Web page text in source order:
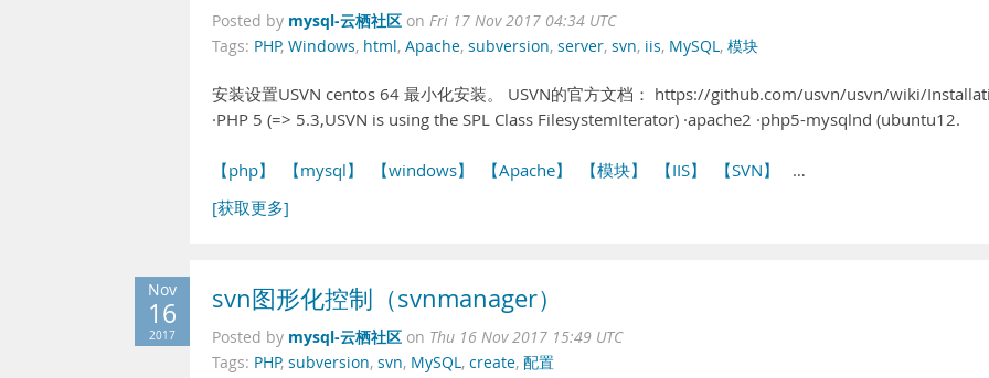
Posted by mysql-云栖社区 on Fri 17 Nov 2017 04:34 UTC
Tags: PHP, Windows, html, Apache, subversion, server, svn, iis, MySQL, 模块
安装设置USVN centos 64 最小化安装。 USVN的官方文档： https://github.com/usvn/usvn/wiki/
·PHP 5 (=> 5.3,USVN is using the SPL Class FilesystemIterator) ·apache2 ·php5-mysqlnd (ubuntu12.
【php】 【mysql】 【windows】 【Apache】 【模块】 【IIS】 【SVN】
…
[获取更多]
Nov
16
2017
svn图形化控制（svnmanager）
Posted by mysql-云栖社区 on Thu 16 Nov 2017 15:49 UTC
Tags: PHP, subversion, svn, MySQL, create, 配置